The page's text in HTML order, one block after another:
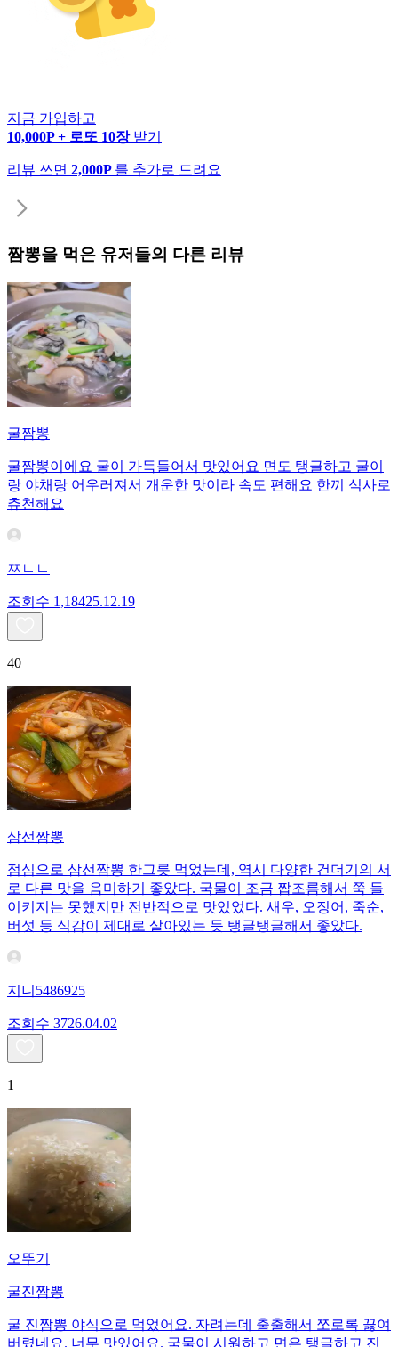
지금 가입하고
10,000P + 로또 10장 받기
리뷰 쓰면 2,000P 를 추가로 드려요
짬뽕을 먹은 유저들의 다른 리뷰
굴짬뽕
굴짬뽕이에요 굴이 가득들어서 맛있어요 면도 탱글하고 굴이
랑 야채랑 어우러져서 개운한 맛이라 속도 편해요 한끼 식사로
츄천해요
ㅉㄴㄴ
조회수 1,18425.12.19
40
삼선짬뽕
점심으로 삼선짬뽕 한그릇 먹었는데, 역시 다양한 건더기의 서
로 다른 맛을 음미하기 좋았다. 국물이 조금 짭조름해서 쭉 들
이키지는 못했지만 전반적으로 맛있었다. 새우, 오징어, 죽순,
버섯 등 식감이 제대로 살아있는 듯 탱글탱글해서 좋았다.
지니5486925
조회수 3726.04.02
1
오뚜기
굴진짬뽕
굴 진짬뽕 야식으로 먹었어요. 자려는데 출출해서 쪼로록 끓여
버렸네요. 너무 맛있어요. 국물이 시원하고 면은 탱글하고 진